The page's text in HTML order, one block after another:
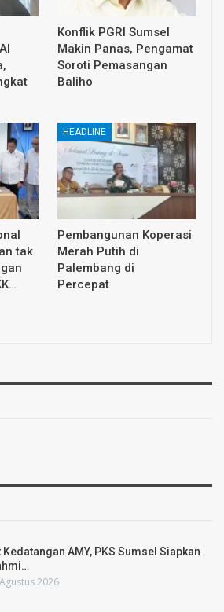
Konflik PGRI Sumsel
Makin Panas, Pengamat
Soroti Pemasangan
Baliho
tak
HEADLINE
Pembangunan Koperasi
Merah Putih di
Palembang di
Percepat
AMY, PKS Sumsel Siapkan
2026